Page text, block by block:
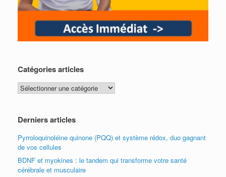
Catégories articles
Catégories
articles
Derniers articles
Pyrroloquinoléine quinone (PQQ) et système rédox, duo gagnant
de vos cellules
BDNF et myokines : le tandem qui transforme votre santé
cérébrale et musculaire